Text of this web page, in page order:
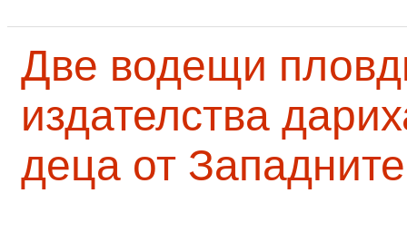
Две водещи
издателства
деца от